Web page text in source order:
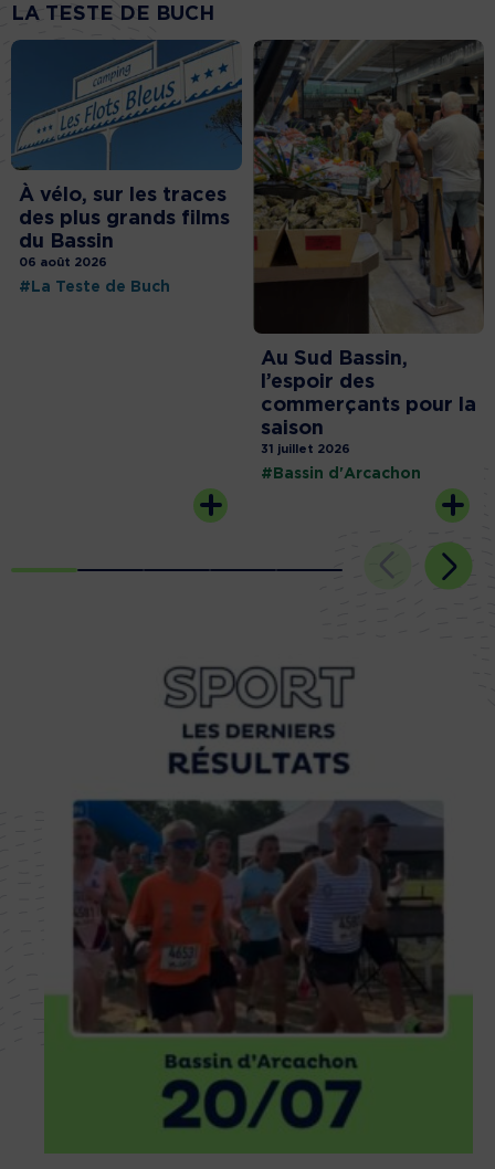
LA TESTE DE BUCH
À vélo, sur les traces
des plus grands films
du Bassin
06 août 2026
#La Teste de Buch
Au Sud Bassin,
l’espoir des
commerçants pour la
saison
31 juillet 2026
#Bassin d'Arcachon